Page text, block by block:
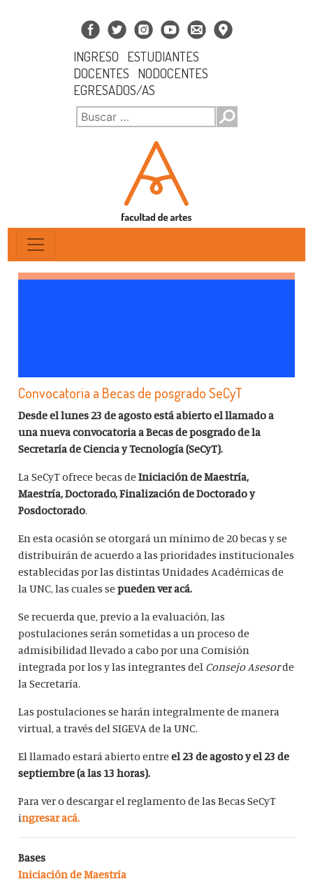
INGRESO
ESTUDIANTES
DOCENTES
NODOCENTES
EGRESADOS/AS
Convocatoria a Becas de posgrado SeCyT
Desde el lunes 23 de agosto está abierto el llamado a
una nueva convocatoria a Becas de posgrado de la
Secretaría de Ciencia y Tecnología (SeCyT).
La SeCyT ofrece becas deIniciación de Maestría,
Maestría, Doctorado, Finalización de Doctorado y
Posdoctorado.
En esta ocasión se otorgará un mínimo de 20 becas y se
distribuirán de acuerdo a las prioridades institucionales
establecidas por las distintas Unidades Académicas de
la UNC, las cuales sepueden ver acá.
Se recuerda que, previo a la evaluación, las
postulaciones serán sometidas a un proceso de
admisibilidad llevado a cabo por una Comisión
integrada por los y las integrantes del Consejo Asesorde
la Secretaría.
Las postulaciones se harán integralmente de manera
virtual, a través del SIGEVA de la UNC.
El llamado estará abierto entreel 23 de agosto y el 23 de
septiembre (a las 13 horas).
Para ver o descargar el reglamento de las Becas SeCyT
ingresar acá.
Bases
Iniciación de Maestría